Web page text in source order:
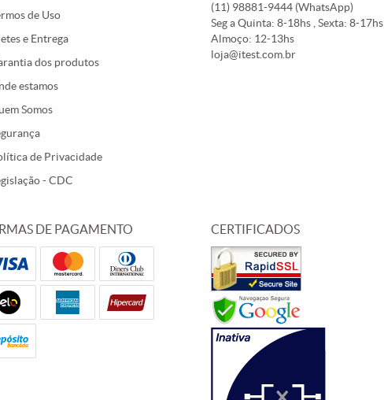
de Uso
e Entrega
dos produtos
estamos
Somos
de Privacidade
- CDC
(11) 98881-9444 (WhatsApp)
Seg a Quinta: 8-18hs , Sexta: 8-17hs ,
Almoço: 12-13hs
loja@itest.com.br
DE PAGAMENTO CERTIFICADOS